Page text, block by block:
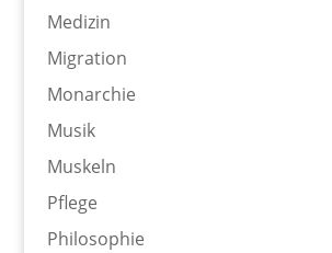
Medizin
Migration
Monarchie
Musik
Muskeln
Pflege
Philosophie